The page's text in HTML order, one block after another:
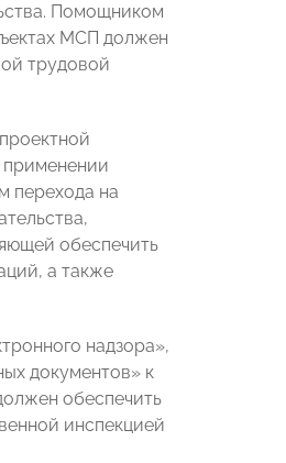
Помощником
МСП должен
трудовой
применении
перехода на
обеспечить
а также
надзора»,
документов» к
обеспечить
инспекцией